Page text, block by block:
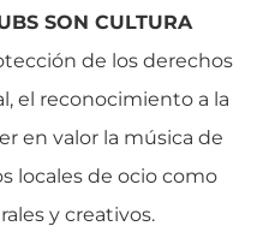
SON CULTURA
de los derechos
el reconocimiento a la
en valor la música de
locales de ocio como
y creativos.